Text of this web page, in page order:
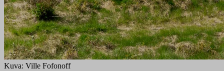
Kuva: Ville Fofonoff